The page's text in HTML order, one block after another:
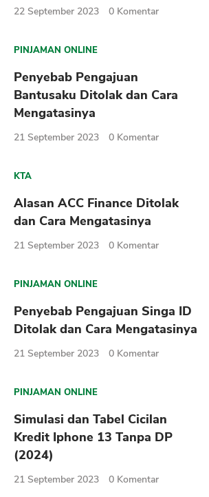
22 September 2023 0 Komentar
PINJAMAN ONLINE
Penyebab Pengajuan
Bantusaku Ditolak dan Cara
Mengatasinya
21 September 2023 0 Komentar
KTA
Alasan ACC Finance Ditolak
dan Cara Mengatasinya
21 September 2023 0 Komentar
PINJAMAN ONLINE
Penyebab Pengajuan Singa ID
Ditolak dan Cara Mengatasinya
21 September 2023 0 Komentar
PINJAMAN ONLINE
Simulasi dan Tabel Cicilan
Kredit Iphone 13 Tanpa DP
(2024)
21 September 2023 0 Komentar